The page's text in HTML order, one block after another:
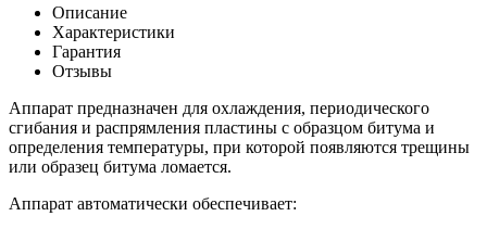
Описание
Характеристики
Гарантия
Отзывы
Аппарат предназначен для охлаждения, периодического
сгибания и распрямления пластины с образцом битума и
определения температуры, при которой появляются трещины
или образец битума ломается.
Аппарат автоматически обеспечивает: